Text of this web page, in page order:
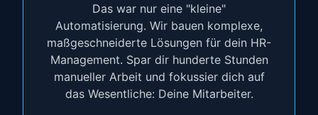
Dim wbPath As String, outPath As String,
    Dim wdApp As Object, wdDoc As Object
    Dim valTrigger As String
    Dim saveName As String, savePath As String
    Dim stichtag As Date
    Dim currentYear As String
    Dim folderName As String
Das war nur eine "kleine"
Automatisierung. Wir bauen komplexe,
maßgeschneiderte Lösungen für dein HR-
Management. Spar dir hunderte Stunden
manueller Arbeit und fokussier dich auf
das Wesentliche: Deine Mitarbeiter.